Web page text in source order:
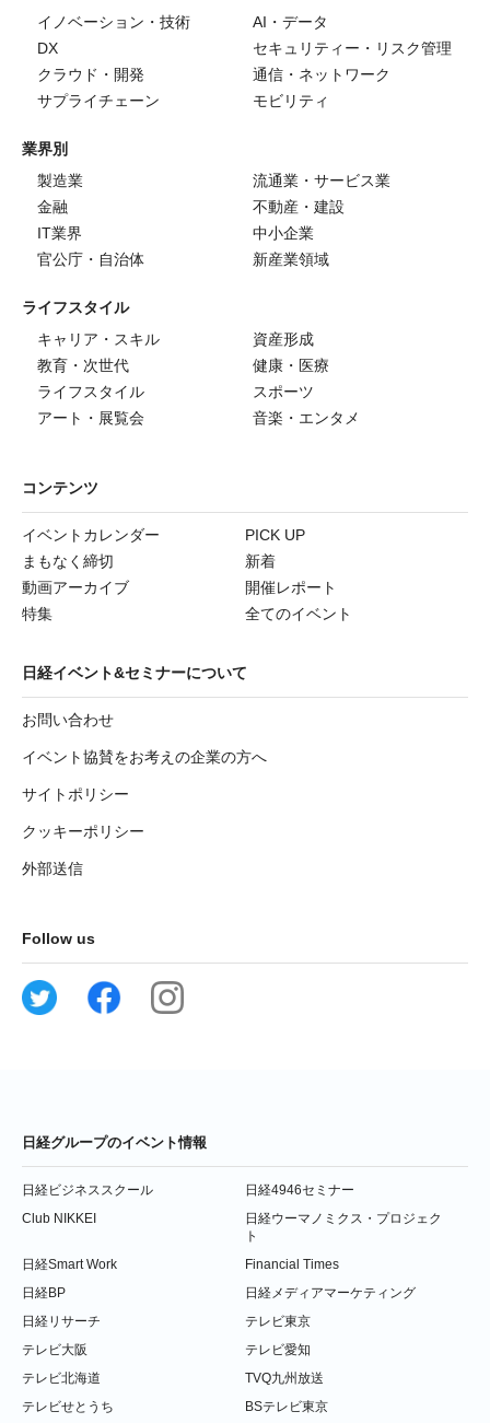
イノベーション・技術
AI・データ
DX
セキュリティー・リスク管理
クラウド・開発
通信・ネットワーク
サプライチェーン
モビリティ
業界別
製造業
流通業・サービス業
金融
不動産・建設
IT業界
中小企業
官公庁・自治体
新産業領域
ライフスタイル
キャリア・スキル
資産形成
教育・次世代
健康・医療
ライフスタイル
スポーツ
アート・展覧会
音楽・エンタメ
コンテンツ
イベントカレンダー
PICK UP
まもなく締切
新着
動画アーカイブ
開催レポート
特集
全てのイベント
日経イベント&セミナーについて
お問い合わせ
イベント協賛をお考えの企業の方へ
サイトポリシー
クッキーポリシー
外部送信
Follow us
日経グループのイベント情報
日経ビジネススクール
日経4946セミナー
Club NIKKEI
日経ウーマノミクス・プロジェク
ト
日経Smart Work
Financial Times
日経BP
日経メディアマーケティング
日経リサーチ
テレビ東京
テレビ大阪
テレビ愛知
テレビ北海道
TVQ九州放送
テレビせとうち
BSテレビ東京